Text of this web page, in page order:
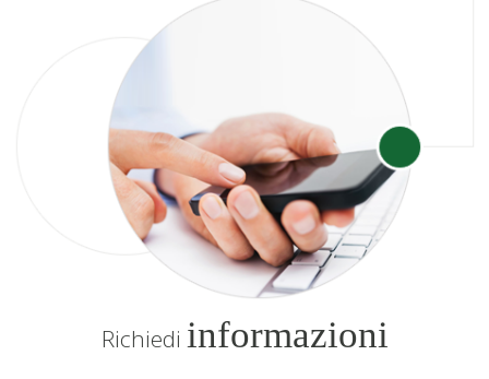
Richiedi informazioni